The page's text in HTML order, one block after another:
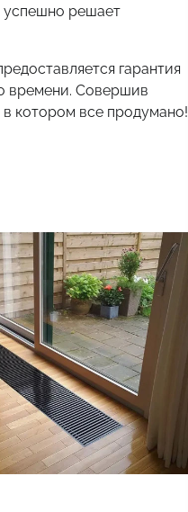
успешно решает
гарантия
времени. Совершив
в котором все продумано!